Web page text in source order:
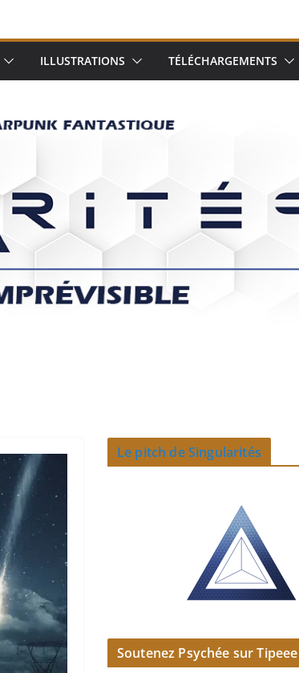
ILLUSTRATIONS TÉLÉCHARGEMENTS
Le pitch de Singularités
Soutenez Psychée sur Tipeee